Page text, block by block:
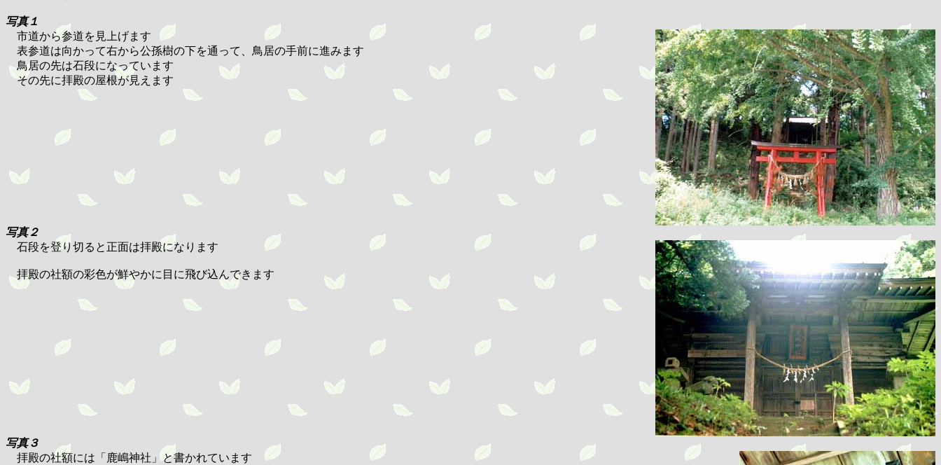
写真１
市道から参道を見上げます
表参道は向かって右から公孫樹の下を通って、鳥居の手前に進みます
鳥居の先は石段になっています
その先に拝殿の屋根が見えます
写真２
石段を登り切ると正面は拝殿になります
拝殿の社額の彩色が鮮やかに目に飛び込んできます
写真３
拝殿の社額には「鹿嶋神社」と書かれています